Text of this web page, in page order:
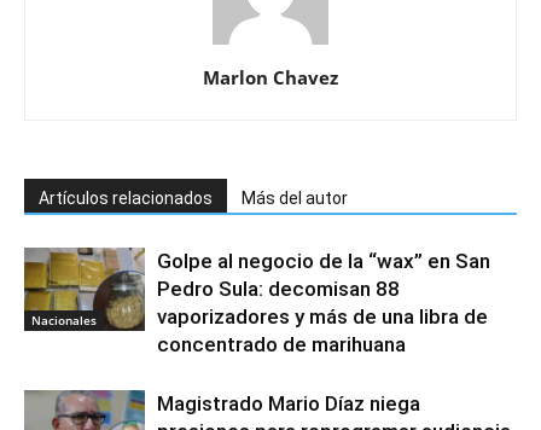
Marlon Chavez
Artículos relacionados Más del autor
Nacionales
Golpe al negocio de la “wax” en San
Pedro Sula: decomisan 88
vaporizadores y más de una libra de
concentrado de marihuana
Magistrado Mario Díaz niega